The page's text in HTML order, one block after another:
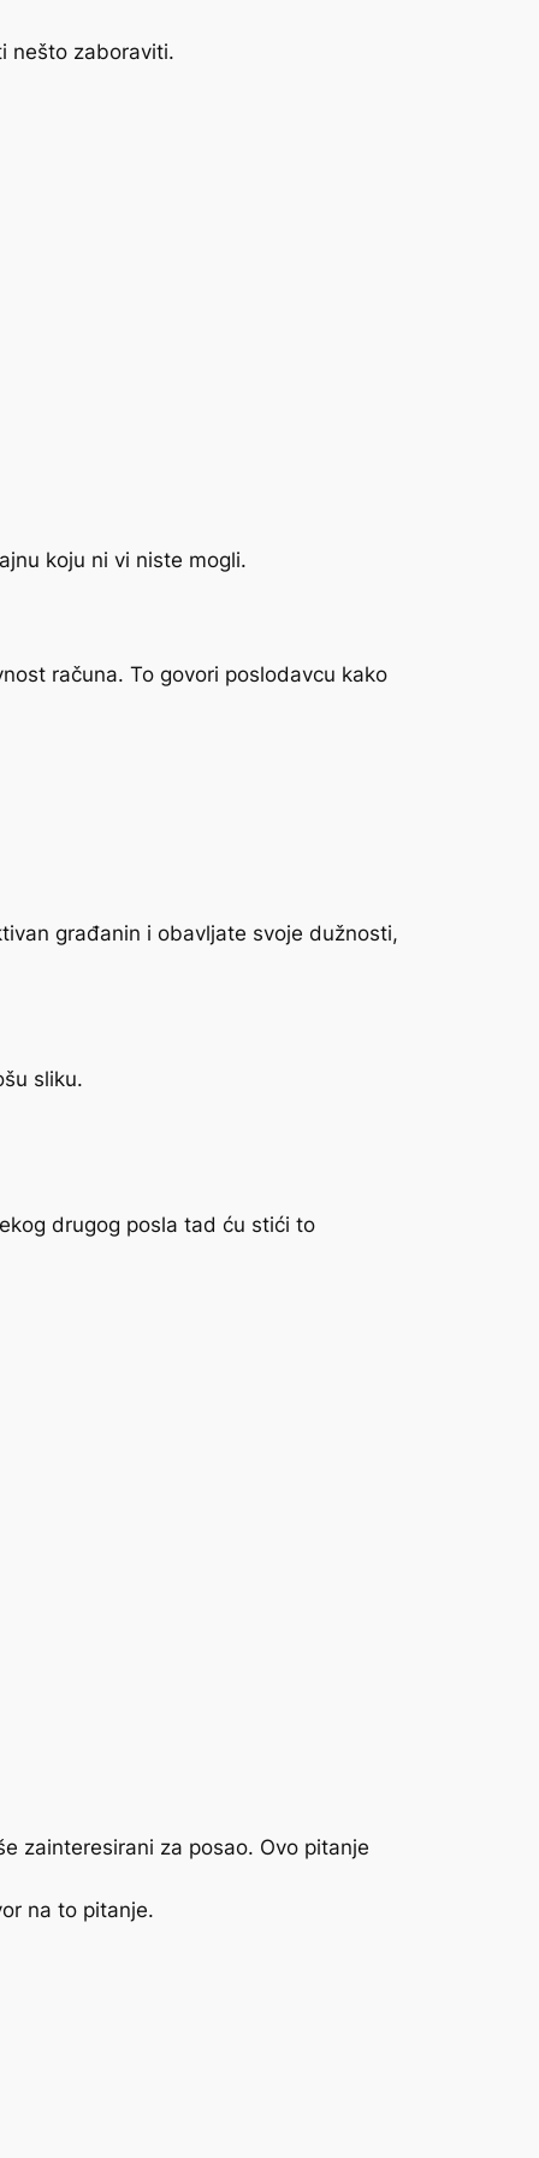
nešto zaboraviti.
koju ni vi niste mogli.
računa. To govori poslodavcu kako
građanin i obavljate svoje dužnosti,
sliku.
drugog posla tad ću stići to
zainteresirani za posao. Ovo pitanje
na to pitanje.